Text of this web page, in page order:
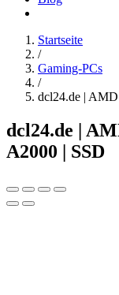
Startseite
/
Gaming-PCs
/
dcl24.de |
dcl24.de |
A2000 | SSD